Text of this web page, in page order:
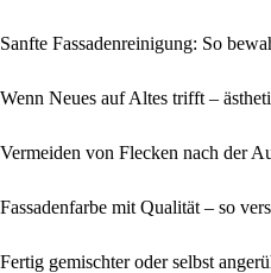
Sanfte Fassadenreinigung: So
Wenn Neues auf Altes trifft –
Vermeiden von Flecken nach der
Fassadenfarbe mit Qualität – so
Fertig gemischter oder selbst